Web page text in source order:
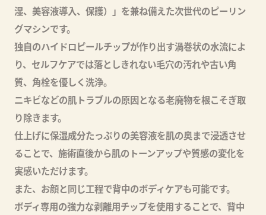
湿、美容液導入、保護）」を兼ね備えた次世代のピーリン
グマシンです。
独自のハイドロピールチップが作り出す渦巻状の水流によ
り、セルフケアでは落としきれない毛穴の汚れや古い角
質、角栓を優しく洗浄。
ニキビなどの肌トラブルの原因となる老廃物を根こそぎ取
り除きます。
仕上げに保湿成分たっぷりの美容液を肌の奥まで浸透させ
ることで、施術直後から肌のトーンアップや質感の変化を
実感いただけます。
また、お顔と同じ工程で背中のボディケアも可能です。
ボディ専用の強力な剥離用チップを使用することで、背中